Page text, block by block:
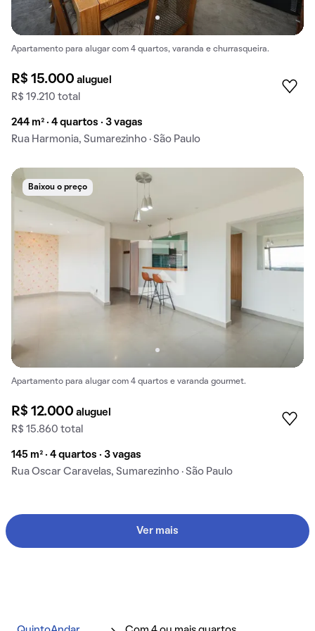
Apartamento para alugar com 4 quartos, varanda e churrasqueira.
R$ 15.000aluguel
R$ 19.210 total
244 m² · 4 quartos · 3 vagas
Rua Harmonia, Sumarezinho · São Paulo
Baixou o preço
Apartamento para alugar com 4 quartos e varanda gourmet.
R$ 12.000aluguel
R$ 15.860 total
145 m² · 4 quartos · 3 vagas
Rua Oscar Caravelas, Sumarezinho · São Paulo
Ver mais